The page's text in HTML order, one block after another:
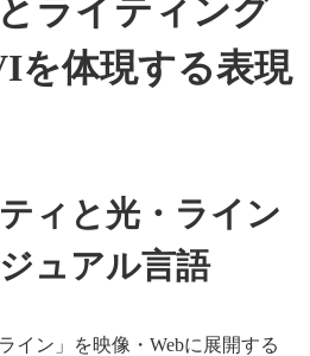
ライティング
を体現する表現
ィと光・ライン
ュアル言語
ン」を映像・Webに展開する